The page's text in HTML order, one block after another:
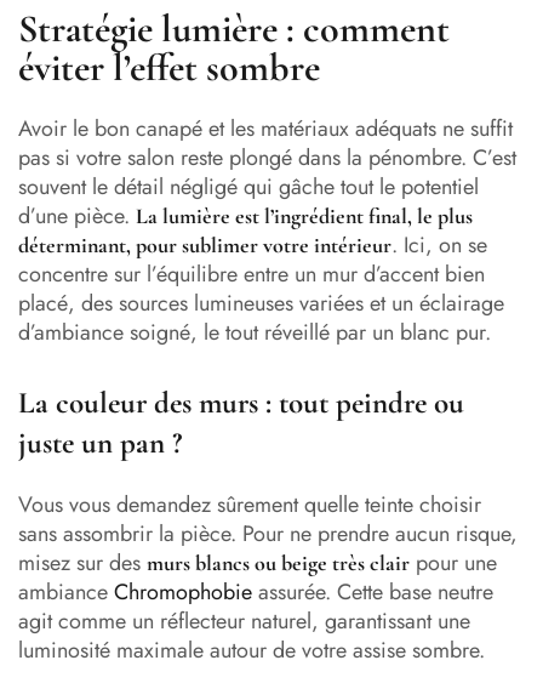
Stratégie lumière : comment
éviter l’effet sombre
Avoir le bon canapé et les matériaux adéquats ne suffit
pas si votre salon reste plongé dans la pénombre. C’est
souvent le détail négligé qui gâche tout le potentiel
d’une pièce. La lumière est l’ingrédient final, le plus
déterminant, pour sublimer votre intérieur. Ici, on se
concentre sur l’équilibre entre un mur d’accent bien
placé, des sources lumineuses variées et un éclairage
d’ambiance soigné, le tout réveillé par un blanc pur.
La couleur des murs : tout peindre ou
juste un pan ?
Vous vous demandez sûrement quelle teinte choisir
sans assombrir la pièce. Pour ne prendre aucun risque,
misez sur des murs blancs ou beige très clair pour une
ambianceChromophobieassurée. Cette base neutre
agit comme un réflecteur naturel, garantissant une
luminosité maximale autour de votre assise sombre.